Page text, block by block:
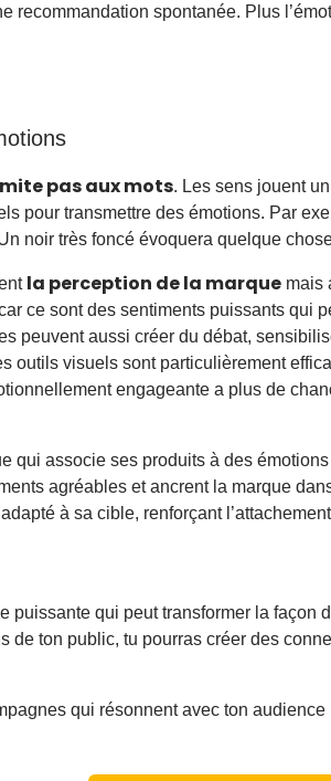
recommandation spontanée. Plus
pas aux mots. Les sens jouent
pour transmettre des émotions. Par
noir très foncé évoquera quelque
la perception de la marque mais
ce sont des sentiments puissants qui
peuvent aussi créer du débat,
outils visuels sont particulièrement
engageante a plus de
qui associe ses produits à des
agréables et ancrent la marque
à sa cible, renforçant
puissante qui peut transformer la façon
de ton public, tu pourras créer des
qui résonnent avec ton audience